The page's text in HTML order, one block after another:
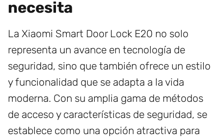
necesita
La Xiaomi Smart Door Lock E20 no solo
representa un avance en tecnología de
seguridad, sino que también ofrece un estilo
y funcionalidad que se adapta a la vida
moderna. Con su amplia gama de métodos
de acceso y características de seguridad, se
establece como una opción atractiva para